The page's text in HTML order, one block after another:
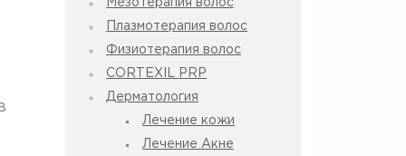
Мезотерапия волос
Плазмотерапия волос
Физиотерапия волос
CORTEXIL PRP
Дерматология
Лечение кожи
Лечение Акне